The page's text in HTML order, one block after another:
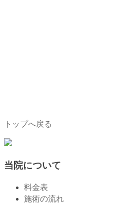
トップへ戻る
当院について
料金表
施術の流れ